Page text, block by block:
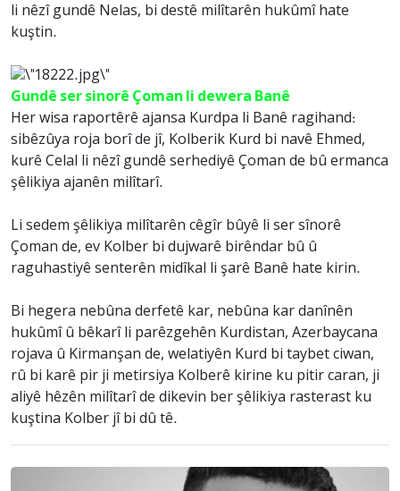
li nêzî gundê Nelas, bi destê milîtarên hukûmî hate
kuştin.
Gundê ser sinorê Çoman li dewera Banê
Her wisa raportêrê ajansa Kurdpa li Banê ragihand:
sibêzûya roja borî de jî, Kolberik Kurd bi navê Ehmed,
kurê Celal li nêzî gundê serhediyê Çoman de bû ermanca
şêlikiya ajanên milîtarî.
Li sedem şêlikiya milîtarên cêgîr bûyê li ser sînorê
Çoman de, ev Kolber bi dujwarê birêndar bû û
raguhastiyê senterên midîkal li şarê Banê hate kirin.
Bi hegera nebûna derfetê kar, nebûna kar danînên
hukûmî û bêkarî li parêzgehên Kurdistan, Azerbaycana
rojava û Kirmanşan de, welatiyên Kurd bi taybet ciwan,
rû bi karê pir ji metirsiya Kolberê kirine ku pitir caran, ji
aliyê hêzên milîtarî de dikevin ber şêlikiya rasterast ku
kuştina Kolber jî bi dû tê.